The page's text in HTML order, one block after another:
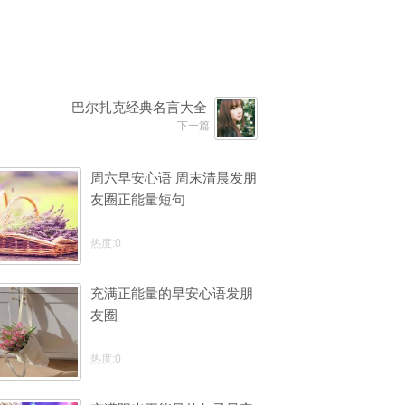
巴尔扎克经典名言大全
下一篇
周六早安心语 周末清晨发朋
友圈正能量短句
热度:0
充满正能量的早安心语发朋
友圈
热度:0